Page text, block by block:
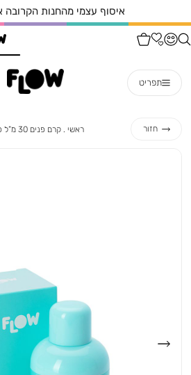
איסוף עצמי מהחנות הקרובה
תפריט
חזור ראשי ראשי
קרם פנים 30 מ”ל פרש